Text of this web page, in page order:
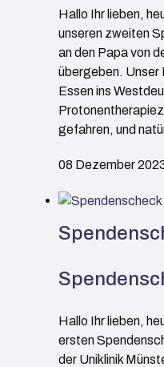
Hallo Ihr lieben,
unseren zweiten
an den Papa von
übergeben. Unser
Essen ins
gefahren, und
08 Dezember
Hallo Ihr lieben,
ersten
der Uniklinik